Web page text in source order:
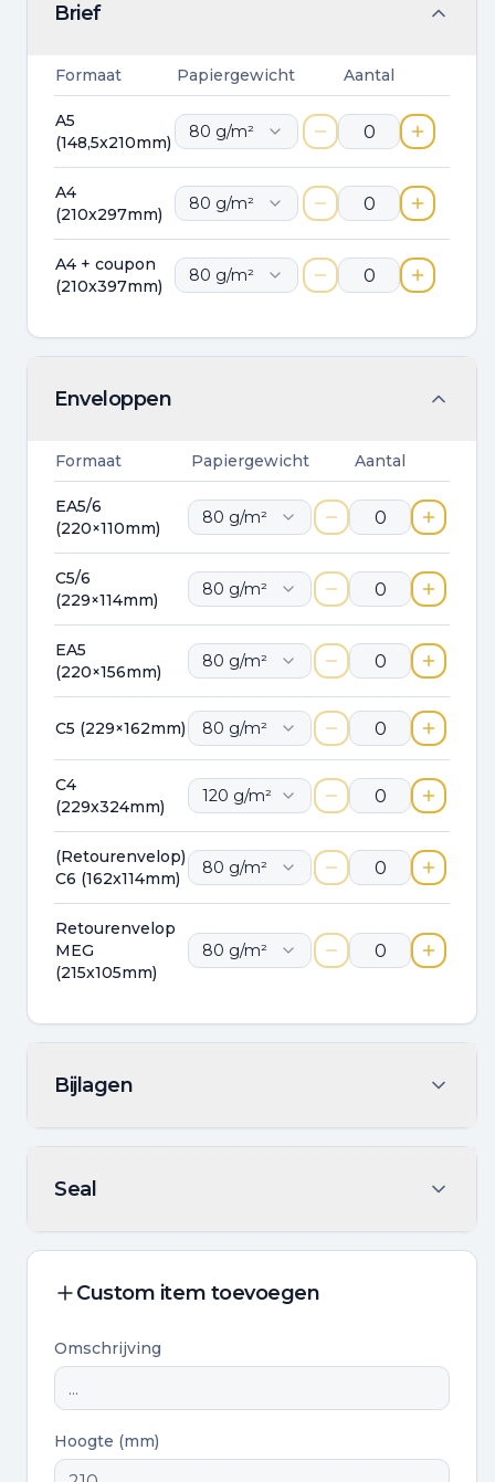
Brief
Formaat Papiergewicht Aantal
A5
(148,5x210mm)
80 g/m²
A4
(210x297mm)
80 g/m²
A4 + coupon
(210x397mm)
80 g/m²
Enveloppen
Formaat Papiergewicht Aantal
EA5/6
(220×110mm)
80 g/m²
C5/6
(229×114mm)
80 g/m²
EA5
(220×156mm)
80 g/m²
C5 (229×162mm) 80 g/m²
C4
(229x324mm)
120 g/m²
(Retourenvelop)
C6 (162x114mm)
80 g/m²
Retourenvelop
MEG
(215x105mm)
80 g/m²
Bijlagen
Seal
Custom item toevoegen
Omschrijving
Hoogte (mm)